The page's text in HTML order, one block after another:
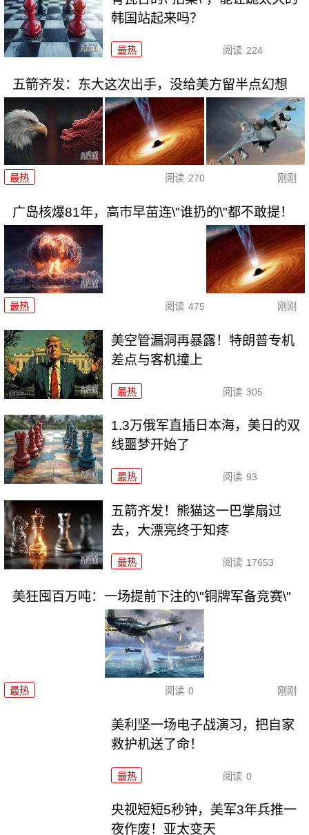
韩国站起来吗？
最热 阅读 224
五箭齐发：东大这次出手，没给美方留半点幻想
最热 阅读 270 刚刚
广岛核爆81年，高市早苗连\"谁扔的\"都不敢提！
最热 阅读 475 刚刚
美空管漏洞再暴露！特朗普专机
差点与客机撞上
最热 阅读 305
1.3万俄军直插日本海，美日的双
线噩梦开始了
最热 阅读 93
五箭齐发！熊猫这一巴掌扇过
去，大漂亮终于知疼
最热 阅读 17653
美狂囤百万吨：一场提前下注的\"铜牌军备竞赛\"
最热 阅读 0 刚刚
美利坚一场电子战演习，把自家
救护机送了命！
最热 阅读 0
央视短短5秒钟，美军3年兵推一
夜作废！亚太变天